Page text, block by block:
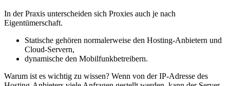
In der Praxis unterscheiden sich Proxies auch je nach
Eigentümerschaft.
Statische gehören normalerweise den Hosting-Anbietern und
Cloud-Servern,
dynamische den Mobilfunkbetreibern.
Warum ist es wichtig zu wissen? Wenn von der IP-Adresse des